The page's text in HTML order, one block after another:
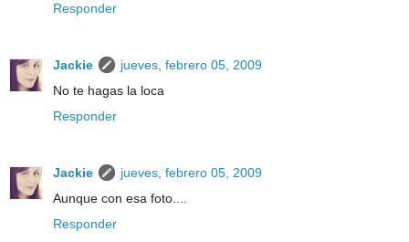
Responder
Jackie
jueves, febrero 05, 2009
No te hagas la loca
Responder
Jackie
jueves, febrero 05, 2009
Aunque con esa foto....
Responder